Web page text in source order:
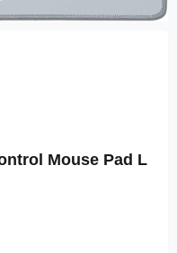
Mouse Pad L